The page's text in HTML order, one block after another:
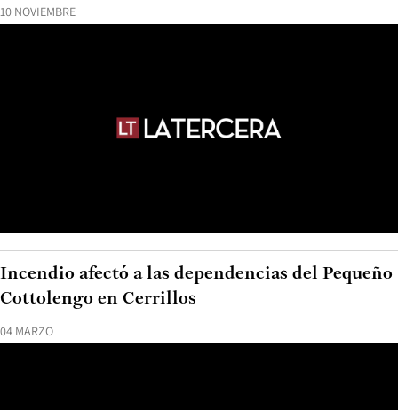
10 NOVIEMBRE
04 MARZO
Incendio afectó a las dependencias del Pequeño
Cottolengo en Cerrillos